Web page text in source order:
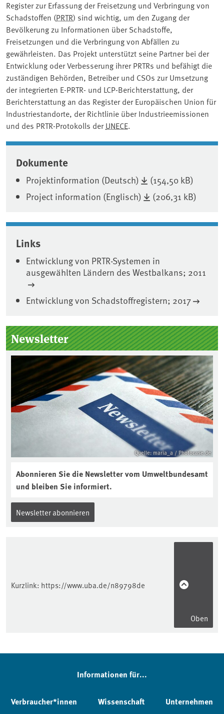
Register zur Erfassung der Freisetzung und Verbringung von
Schadstoffen (PRTR) sind wichtig, um den Zugang der
Bevölkerung zu Informationen über Schadstoffe,
Freisetzungen und die Verbringung von Abfällen zu
gewährleisten. Das Projekt unterstützt seine Partner bei der
Entwicklung oder Verbesserung ihrer PRTRs und befähigt die
zuständigen Behörden, Betreiber und CSOs zur Umsetzung
der integrierten E-PRTR- und LCP-Berichterstattung, der
Berichterstattung an das Register der Europäischen Union für
Industriestandorte, der Richtlinie über Industrieemissionen
und des PRTR-Protokolls derUNECE.
Dokumente
Projektinformation (Deutsch)
(154,50 kB)
Project information (Englisch)
(206,31 kB)
Associated content
Links
Entwicklung von PRTR-Systemen in
ausgewählten Ländern des Westbalkans; 2011
Entwicklung von Schadstoffregistern; 2017
Seitenleiste
Newsletter
Quelle: maria_a / Photocase.de
Abonnieren Sie die Newsletter vom Umweltbundesamt
und bleiben Sie informiert.
Newsletter abonnieren
Kurzlink: https://www.uba.de/n89798de
Oben
Informationen für...
Verbraucher*innen Wissenschaft Unternehmen